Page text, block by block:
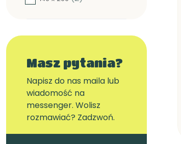
Masz pytania?
Napisz do nas maila lub
wiadomość na
messenger. Wolisz
rozmawiać? Zadzwoń.